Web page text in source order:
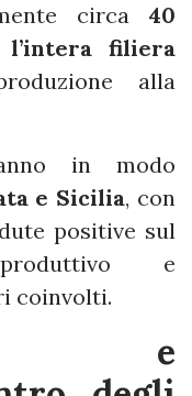
circa 40
l’intera filiera
alla
in modo
e Sicilia, con
positive sul
e
coinvolti.
e